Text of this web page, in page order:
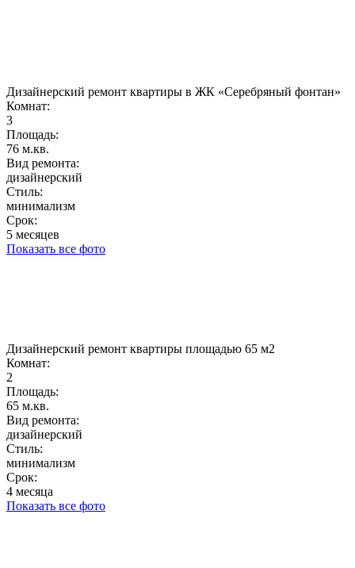
Дизайнерский ремонт квартиры в ЖК «Серебряный фонтан»
Комнат:
3
Площадь:
76 м.кв.
Вид ремонта:
дизайнерский
Стиль:
минимализм
Срок:
5 месяцев
Показать все фото
Дизайнерский ремонт квартиры площадью 65 м2
Комнат:
2
Площадь:
65 м.кв.
Вид ремонта:
дизайнерский
Стиль:
минимализм
Срок:
4 месяца
Показать все фото